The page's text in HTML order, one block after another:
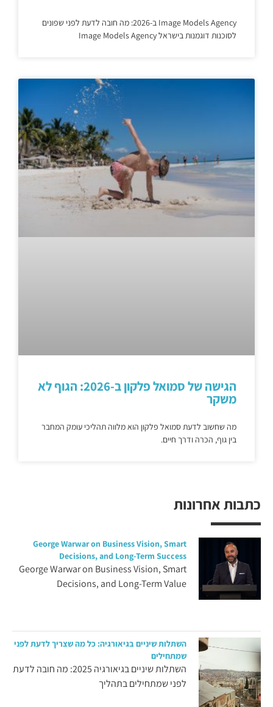
כתבות אחרונות
George Warwar on Business Vision, Smart
Decisions, and Long-Term Success
George Warwar on Business Vision, Smart
Decisions, and Long-Term Value
השתלות שיניים בגיאורגיה: כל מה שצריך לדעת לפני
שמתחילים
השתלות שיניים בגיאורגיה 2025: מה חובה לדעת
לפני שמתחילים בתהליך
Image Models Agency ב-2026: מה חובה לדעת לפני שפונים
לסוכנות דוגמנות בישראל Image Models Agency
הגישה של סמואל פלקון ב-2026: הגוף לא
משקר
מה שחשוב לדעת סמואל פלקון הוא מלווה תהליכי עומק המחבר
בין גוף, הכרה ודרך חיים.